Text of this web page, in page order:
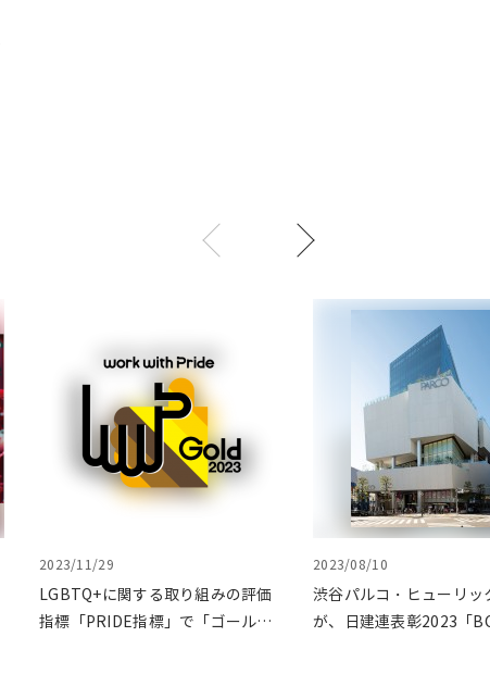
2023/11/29
LGBTQ+に関する取り組みの評価
指標「PRIDE指標」で「ゴール
2023/08/10
渋谷パルコ・ヒューリッ
が、日建連表彰2023「